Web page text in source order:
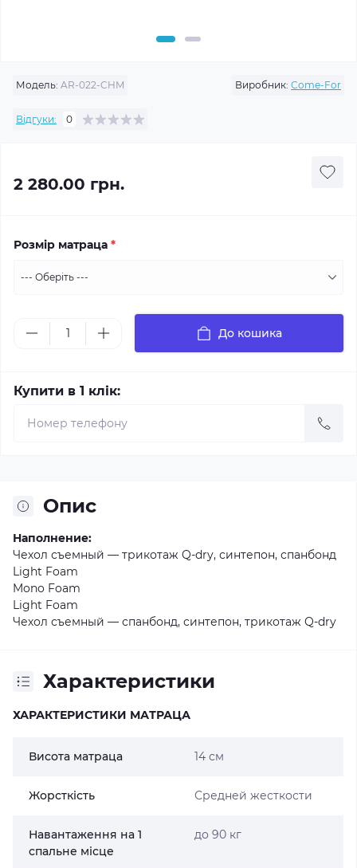
Модель: AR-022-CHM Виробник: Come-For
Відгуки: 0
2 280.00 грн.
Розмір матраца *
До кошика
Купити в 1 клік:
Опис
Наполнение:
Чехол съемный — трикотаж Q-dry, синтепон, спанбонд
Light Foam
Mono Foam
Light Foam
Чехол съемный — спанбонд, синтепон, трикотаж Q-dry
Характеристики
ХАРАКТЕРИСТИКИ МАТРАЦА
Висота матраца 14 см
Жорсткість Средней жесткости
Навантаження на 1
спальне місце
до 90 кг